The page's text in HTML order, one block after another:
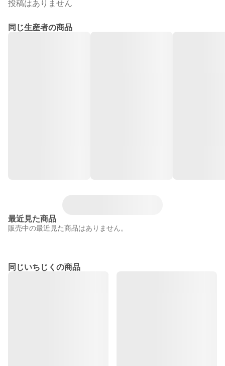
投稿はありません
同じ生産者の商品
最近見た商品
販売中の最近見た商品はありません。
同じいちじくの商品